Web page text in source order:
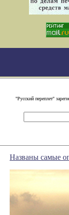
"Русский переплет"
Названы самые